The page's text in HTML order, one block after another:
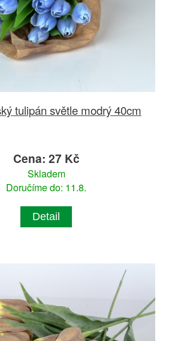
tulipán světle modrý 40cm
Cena: 27 Kč
Skladem
Doručíme do: 11.8.
Detail